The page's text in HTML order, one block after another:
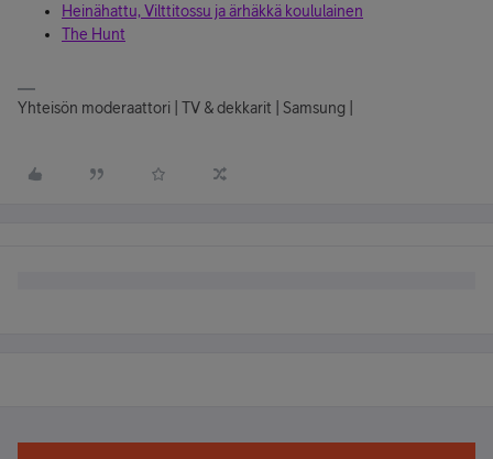
Heinähattu, Vilttitossu ja ärhäkkä koululainen
The Hunt
Yhteisön moderaattori | TV & dekkarit | Samsung |